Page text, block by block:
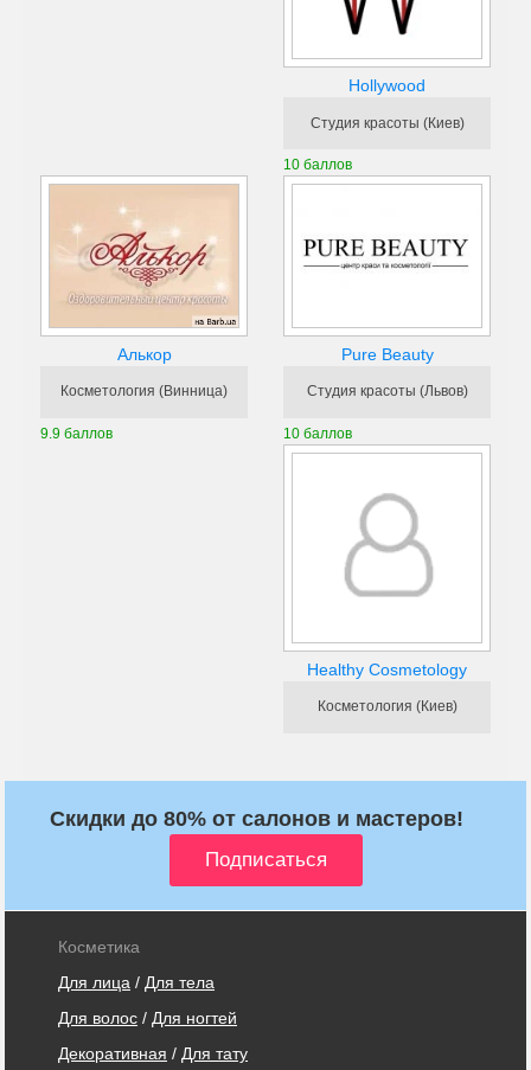
Hollywood
Студия красоты (Киев)
10 баллов
Алькор
Косметология (Винница)
9.9 баллов
Pure Beauty
Студия красоты (Львов)
10 баллов
Healthy Cosmetology
Косметология (Киев)
Скидки до 80% от салонов и мастеров!
Косметика
Для лица / Для тела
Для волос / Для ногтей
Декоративная / Для тату